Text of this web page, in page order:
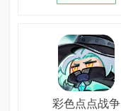
彩色点点战争